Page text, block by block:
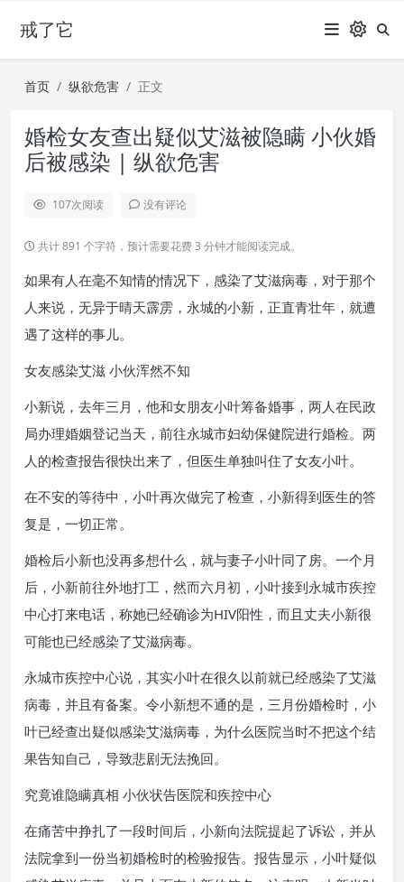
戒了它
首页 纵欲危害 正文
婚检女友查出疑似艾滋被隐瞒 小伙婚
后被感染 | 纵欲危害
107次阅读 没有评论
共计 891 个字符，预计需要花费 3 分钟才能阅读完成。
如果有人在毫不知情的情况下，感染了艾滋病毒，对于那个
人来说，无异于晴天霹雳，永城的小新，正直青壮年，就遭
遇了这样的事儿。
女友感染艾滋 小伙浑然不知
小新说，去年三月，他和女朋友小叶筹备婚事，两人在民政
局办理婚姻登记当天，前往永城市妇幼保健院进行婚检。两
人的检查报告很快出来了，但医生单独叫住了女友小叶。
在不安的等待中，小叶再次做完了检查，小新得到医生的答
复是，一切正常。
婚检后小新也没再多想什么，就与妻子小叶同了房。一个月
后，小新前往外地打工，然而六月初，小叶接到永城市疾控
中心打来电话，称她已经确诊为HIV阳性，而且丈夫小新很
可能也已经感染了艾滋病毒。
永城市疾控中心说，其实小叶在很久以前就已经感染了艾滋
病毒，并且有备案。令小新想不通的是，三月份婚检时，小
叶已经查出疑似感染艾滋病毒，为什么医院当时不把这个结
果告知自己，导致悲剧无法挽回。
究竟谁隐瞒真相 小伙状告医院和疾控中心
在痛苦中挣扎了一段时间后，小新向法院提起了诉讼，并从
法院拿到一份当初婚检时的检验报告。报告显示，小叶疑似